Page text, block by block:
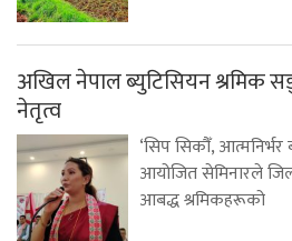
अखिल नेपाल ब्युटिसियन श्रमिक
नेतृत्व
‘सिप सिकौँ, आत्मनिर्भर
आयोजित सेमिनारले
आबद्ध श्रमिकहरूको